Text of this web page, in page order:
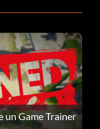
un Game Trainer